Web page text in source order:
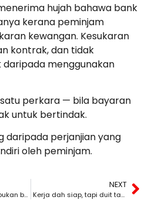
hujah bahawa bank
kerana peminjam
kewangan. Kesukaran
kontrak, dan tidak
menggunakan
satu perkara — bila bayaran
untuk bertindak.
daripada perjanjian yang
oleh peminjam.
Tak jumpa pelabur bukan bermakna tak bertanggungjawab
NEXT
Kerja dah siap, tapi duit tak masuk — ini bukan isu kecil.